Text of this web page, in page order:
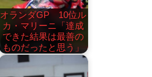
オランダGP 10位ル
カ・マリーニ「達成
できた結果は最善の
ものだったと思う」